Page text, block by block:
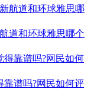
道和环球雅思哪个
靠谱吗?网民如何评